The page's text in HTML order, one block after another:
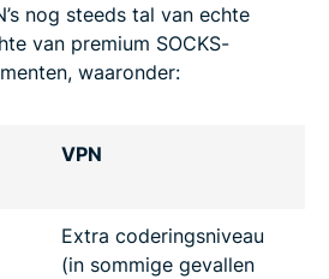
nog steeds tal van echte
van premium SOCKS-
waaronder:
VPN
Extra coderingsniveau
(in sommige gevallen